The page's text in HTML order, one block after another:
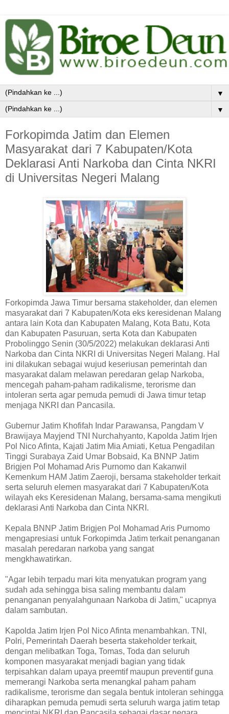
▼
▼
Forkopimda Jatim dan Elemen
Masyarakat dari 7 Kabupaten/Kota
Deklarasi Anti Narkoba dan Cinta NKRI
di Universitas Negeri Malang
Forkopimda Jawa Timur bersama stakeholder, dan elemen
masyarakat dari 7 Kabupaten/Kota eks keresidenan Malang
antara lain Kota dan Kabupaten Malang, Kota Batu, Kota
dan Kabupaten Pasuruan, serta Kota dan Kabupaten
Probolinggo Senin (30/5/2022) melakukan deklarasi Anti
Narkoba dan Cinta NKRI di Universitas Negeri Malang. Hal
ini dilakukan sebagai wujud keseriusan pemerintah dan
masyarakat dalam melawan peredaran gelap Narkoba,
mencegah paham-paham radikalisme, terorisme dan
intoleran serta agar pemuda pemudi di Jawa timur tetap
menjaga NKRI dan Pancasila.
Gubernur Jatim Khofifah Indar Parawansa, Pangdam V
Brawijaya Mayjend TNI Nurchahyanto, Kapolda Jatim Irjen
Pol Nico Afinta, Kajati Jatim Mia Amiati, Ketua Pengadilan
Tinggi Surabaya Zaid Umar Bobsaid, Ka BNNP Jatim
Brigjen Pol Mohamad Aris Purnomo dan Kakanwil
Kemenkum HAM Jatim Zaeroji, bersama stakeholder terkait
serta seluruh elemen masyarakat dari 7 Kabupaten/Kota
wilayah eks Keresidenan Malang, bersama-sama mengikuti
deklarasi Anti Narkoba dan Cinta NKRI.
Kepala BNNP Jatim Brigjen Pol Mohamad Aris Purnomo
mengapresiasi untuk Forkopimda Jatim terkait penanganan
masalah peredaran narkoba yang sangat
mengkhawatirkan.
"Agar lebih terpadu mari kita menyatukan program yang
sudah ada sehingga bisa saling membantu dalam
penanganan penyalahgunaan Narkoba di Jatim," ucapnya
dalam sambutan.
Kapolda Jatim Irjen Pol Nico Afinta menambahkan. TNI,
Polri, Pemerintah Daerah beserta stakeholder terkait,
dengan melibatkan Toga, Tomas, Toda dan seluruh
komponen masyarakat menjadi bagian yang tidak
terpisahkan dalam upaya preemtif maupun preventif guna
memerangi Narkoba serta menangkal paham paham
radikalisme, terorisme dan segala bentuk intoleran sehingga
diharapkan pemuda pemudi serta seluruh warga jatim tetap